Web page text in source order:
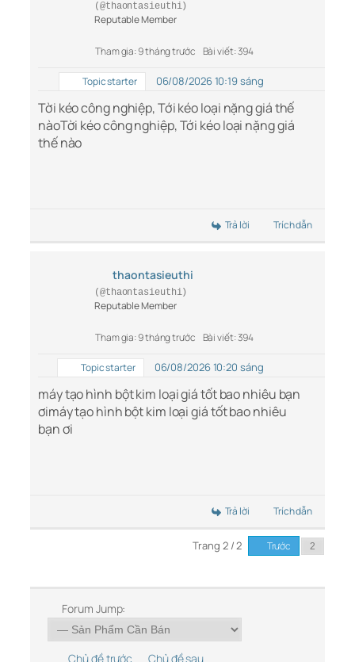
(@thaontasieuthi)
Reputable Member
Tham gia: 9 tháng trước Bài viết: 394
Topic starter 06/08/2026 10:19 sáng
Tời kéo công nghiệp, Tới kéo loại nặng giá thế
nàoTời kéo công nghiệp, Tới kéo loại nặng giá
thế nào
Trả lời Trích dẫn
thaontasieuthi
(@thaontasieuthi)
Reputable Member
Tham gia: 9 tháng trước Bài viết: 394
Topic starter 06/08/2026 10:20 sáng
máy tạo hình bột kim loại giá tốt bao nhiêu bạn
ơimáy tạo hình bột kim loại giá tốt bao nhiêu
bạn ơi
Trả lời Trích dẫn
Trang 2 / 2 Trước
Forum Jump:
Chủ đề trước Chủ đề sau